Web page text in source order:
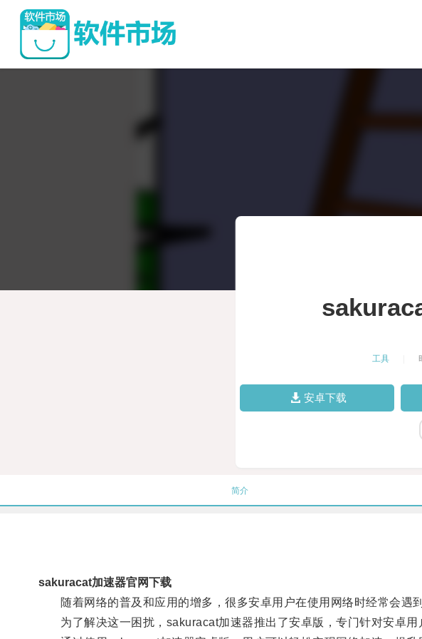
工具
安卓下载
简介
sakuracat加速器官网下载
随着网络的普及和应用的增多，很多安卓用户在使用网络时经常会遇到
为了解决这一困扰，sakuracat加速器推出了安卓版，专门针对安卓用